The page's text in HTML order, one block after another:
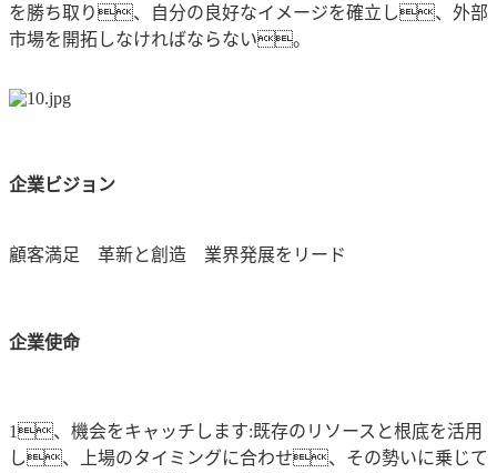
を勝ち取り、自分の良好なイメージを確立し、外部
市場を開拓しなければならない。
企業ビジョン
顧客満足 革新と創造 業界発展をリード
企業使命
1、機会をキャッチします:既存のリソースと根底を活用
し、上場のタイミングに合わせ、その勢いに乗じて